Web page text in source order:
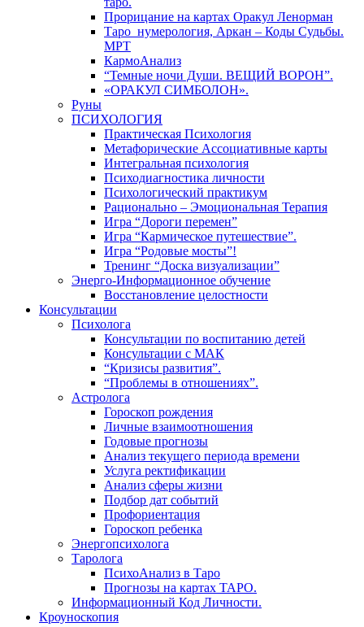
Прорицание на картах Оракул Ленорман
Таро_нумерология, Аркан – Коды Судьбы.
МРТ
КармоАнализ
“Темные ночи Души. ВЕЩИЙ ВОРОН”.
«ОРАКУЛ СИМБОЛОН».
Руны
ПСИХОЛОГИЯ
Практическая Психология
Метафорические Ассоциативные карты
Интегральная психология
Психодиагностика личности
Психологический практикум
Рационально – Эмоциональная Терапия
Игра “Дороги перемен”
Игра “Кармическое путешествие”.
Игра “Родовые мосты”!
Тренинг “Доска визуализации”
Энерго-Информационное обучение
Восстановление целостности
Консультации
Психолога
Консультации по воспитанию детей
Консультации с МАК
“Кризисы развития”.
“Проблемы в отношениях”.
Астролога
Гороскоп рождения
Личные взаимоотношения
Годовые прогнозы
Анализ текущего периода времени
Услуга ректификации
Анализ сферы жизни
Подбор дат событий
Профориентация
Гороскоп ребенка
Энергопсихолога
Таролога
ПсихоАнализ в Таро
Прогнозы на картах ТАРО.
Информационный Код Личности.
Кроуноскопия